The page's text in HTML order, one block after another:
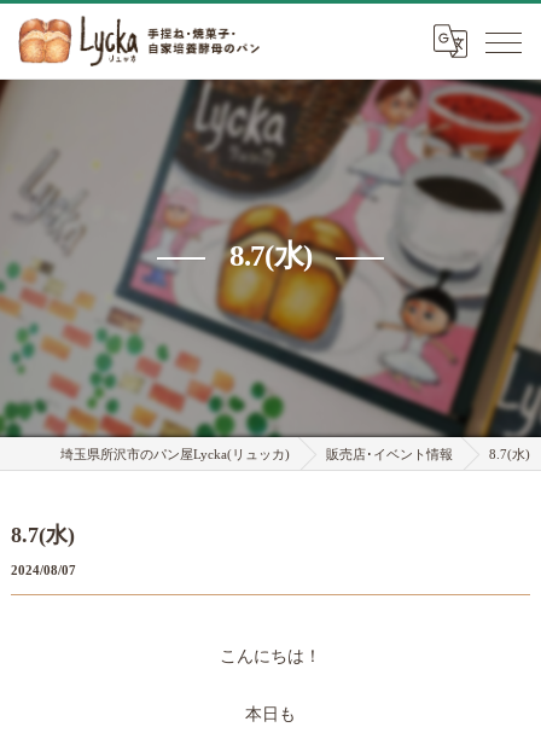
8.7(水)
埼玉県所沢市のパン屋Lycka(リュッカ) 販売店･イベント情報 8.7(水)
8.7(水)
2024/08/07
こんにちは！
本日も